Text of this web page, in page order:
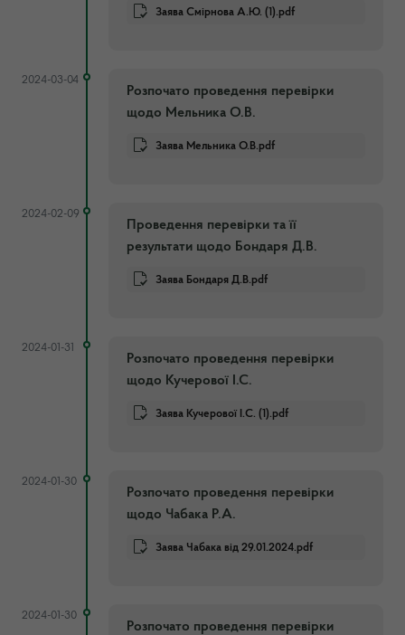
Заява Смірнова А.Ю. (1).pdf
2024-03-04
Розпочато проведення перевірки
щодо Мельника О.В.
Заява Мельника О.В.pdf
2024-02-09
Проведення перевірки та її
результати щодо Бондаря Д.В.
Заява Бондаря Д.В.pdf
2024-01-31
Розпочато проведення перевірки
щодо Кучерової І.С.
Заява Кучерової І.С. (1).pdf
2024-01-30
Розпочато проведення перевірки
щодо Чабака Р.А.
Заява Чабака від 29.01.2024.pdf
2024-01-30
Розпочато проведення перевірки